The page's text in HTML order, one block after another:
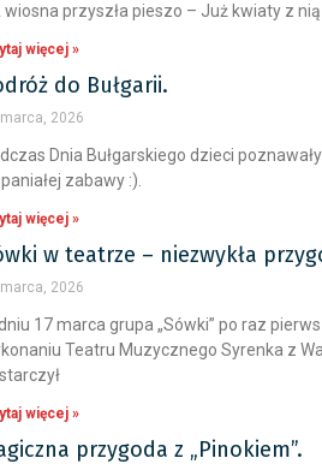
wiosna przyszła pieszo – Już kwiaty z
więcej »
do Bułgarii.
2026
Dnia Bułgarskiego dzieci
zabawy :).
więcej »
w teatrze – niezwykła
2026
17 marca grupa „Sówki” po raz
Teatru Muzycznego Syrenka z
więcej »
przygoda z „Pinokiem”.